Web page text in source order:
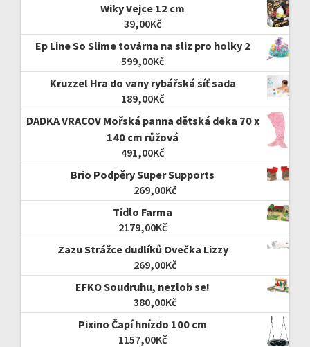
Wiky Vejce 12 cm
39,00Kč
Ep Line So Slime továrna na sliz pro holky 2
599,00Kč
Kruzzel Hra do vany rybářská síť sada
189,00Kč
DADKA VRACOV Mořská panna dětská deka 70 x
140 cm růžová
491,00Kč
Brio Podpěry Super Supports
269,00Kč
Tidlo Farma
2179,00Kč
Zazu Strážce dudlíků Ovečka Lizzy
269,00Kč
EFKO Soudruhu, nezlob se!
380,00Kč
Pixino Čapí hnízdo 100 cm
1157,00Kč